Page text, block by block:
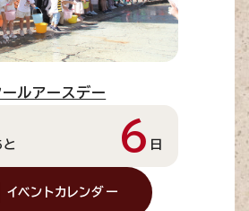
ルアースデー
6 日
イベントカレンダー